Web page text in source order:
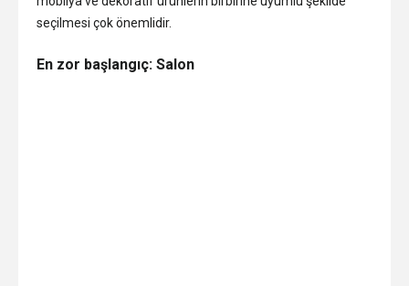
seçilmesi çok önemlidir.
En zor başlangıç: Salon